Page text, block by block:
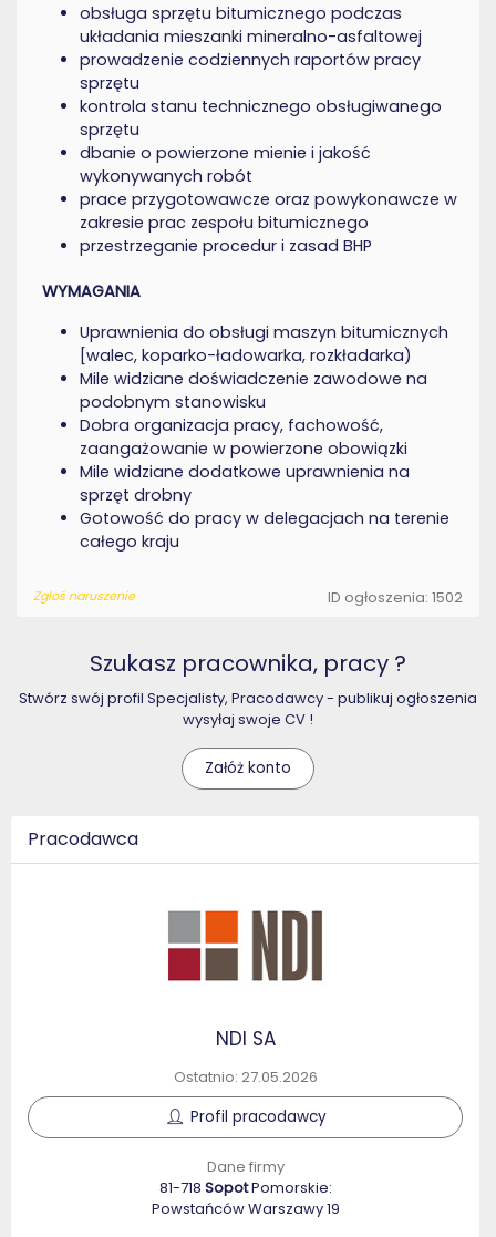
obsługa sprzętu bitumicznego podczas
układania mieszanki mineralno-asfaltowej
prowadzenie codziennych raportów pracy
sprzętu
kontrola stanu technicznego obsługiwanego
sprzętu
dbanie o powierzone mienie i jakość
wykonywanych robót
prace przygotowawcze oraz powykonawcze w
zakresie prac zespołu bitumicznego
przestrzeganie procedur i zasad BHP
WYMAGANIA
Uprawnienia do obsługi maszyn bitumicznych
[walec, koparko-ładowarka, rozkładarka)
Mile widziane doświadczenie zawodowe na
podobnym stanowisku
Dobra organizacja pracy, fachowość,
zaangażowanie w powierzone obowiązki
Mile widziane dodatkowe uprawnienia na
sprzęt drobny
Gotowość do pracy w delegacjach na terenie
całego kraju
Zgłoś naruszenie ID ogłoszenia: 1502
Szukasz pracownika, pracy ?
Stwórz swój profil Specjalisty, Pracodawcy - publikuj ogłoszenia
wysyłaj swoje CV !
Załóż konto
Pracodawca
NDI SA
Ostatnio: 27.05.2026
Profil pracodawcy
Dane firmy
81-718 SopotPomorskie:
Powstańców Warszawy 19